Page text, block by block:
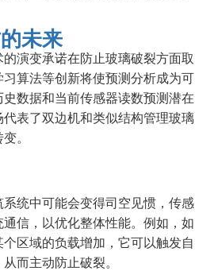
未来
演变承诺在防止玻璃破裂方面取
算法等创新将使预测分析成为可
数据和当前传感器读数预测潜在
表了双边机和类似结构管理玻璃
。
统中可能会变得司空见惯，传感
信，以优化整体性能。例如，如
区域的负载增加，它可以触发自
而主动防止破裂。